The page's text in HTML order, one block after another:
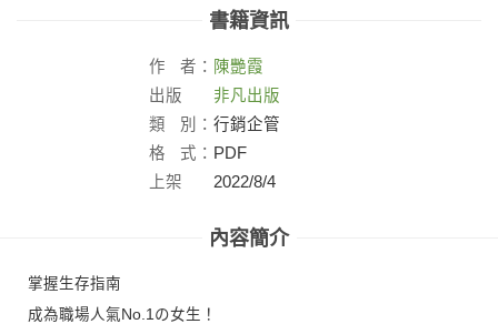
書籍資訊
作 者： 陳艷霞
出版
社：
非凡出版
類
別： 行銷企管
格
式： PDF
上架
2022/8/4
內容簡介
掌握生存指南
成為職場人氣No.1の女生！